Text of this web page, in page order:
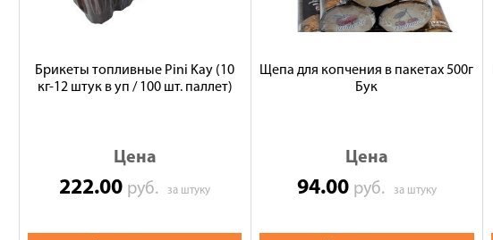
Брикеты топливные Pini Kay (10
кг-12 штук в уп / 100 шт. паллет)
Цена
222.00 руб.за штуку
Щепа для копчения в пакетах 500г
Бук
Цена
94.00 руб. за штуку